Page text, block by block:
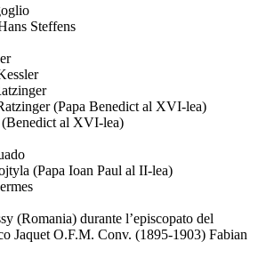
Steffens
(Papa Benedict al XVI-lea)
(Benedict al XVI-lea)
(Papa Ioan Paul al II-lea)
(Romania) durante l’episcopato del
Jaquet O.F.M. Conv. (1895-1903) Fabian